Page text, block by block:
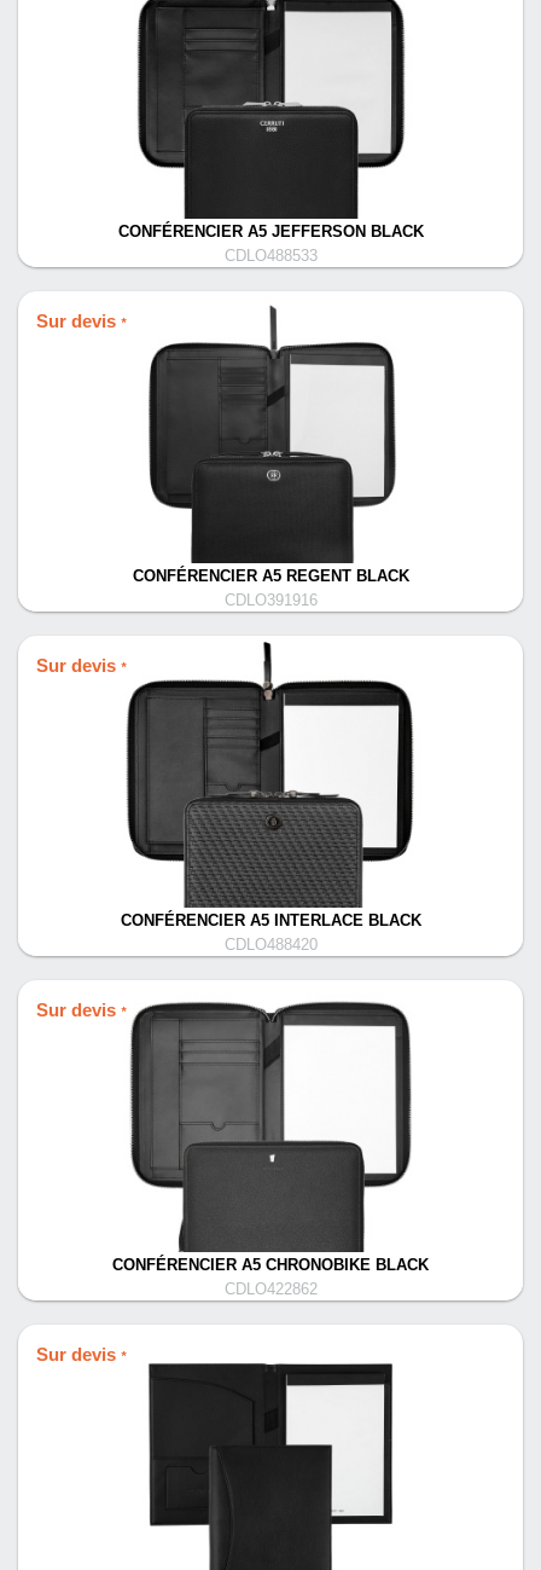
CONFÉRENCIER A5 JEFFERSON BLACK
CDLO488533
Sur devis *
CONFÉRENCIER A5 REGENT BLACK
CDLO391916
Sur devis *
CONFÉRENCIER A5 INTERLACE BLACK
CDLO488420
Sur devis *
CONFÉRENCIER A5 CHRONOBIKE BLACK
CDLO422862
Sur devis *